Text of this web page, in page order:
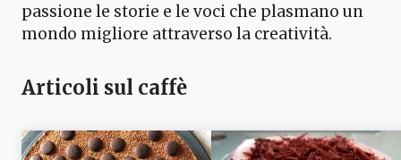
passione le storie e le voci che plasmano un
mondo migliore attraverso la creatività.
Articoli sul caffè